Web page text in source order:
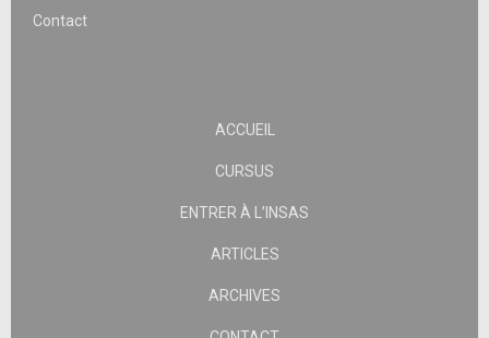
Contact
ACCUEIL
CURSUS
ENTRER À L’INSAS
ARTICLES
ARCHIVES